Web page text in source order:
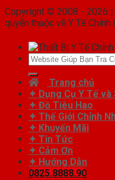
Copyright © 2008 - 2026 |
quyền thuộc về Y Tế Chính
Tìm
kiếm:
Trang chủ
✦ Dụng Cụ Y Tế và
✦ Đồ Tiêu Hao
✦ Thế Giới Chỉnh
✦ Khuyến Mãi
✦ Tin Tức
✦ Cảm Ơn
✦ Hướng Dẫn
0825.8888.90